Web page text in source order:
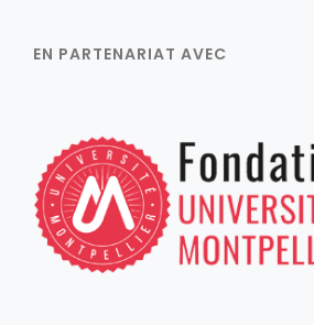
EN PARTENARIAT AVEC